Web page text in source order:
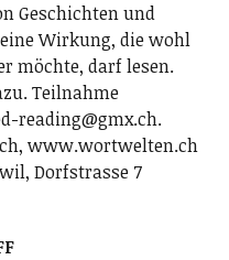
Geschichten und
Wirkung, die wohl
möchte, darf lesen.
Teilnahme
reading@gmx.ch.
www.wortwelten.ch
Dorfstrasse 7